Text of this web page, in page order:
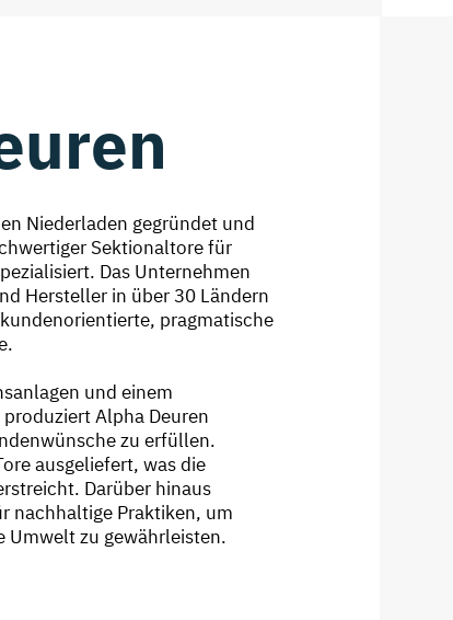
Niederladen gegründet und
Sektionaltore für
Das Unternehmen
Hersteller in über 30 Ländern
pragmatische
und einem
Alpha Deuren
zu erfüllen.
ausgeliefert, was die
Darüber hinaus
nachhaltige Praktiken, um
Umwelt zu gewährleisten.